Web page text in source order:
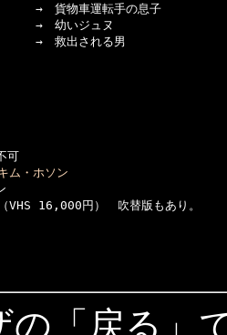
　　→　貨物車運転手の息子
　　→　幼いジュヌ
救出される男
可
ム・ホソン
ョン
（VHS 16,000円）　吹替版もあり。
の「戻る」